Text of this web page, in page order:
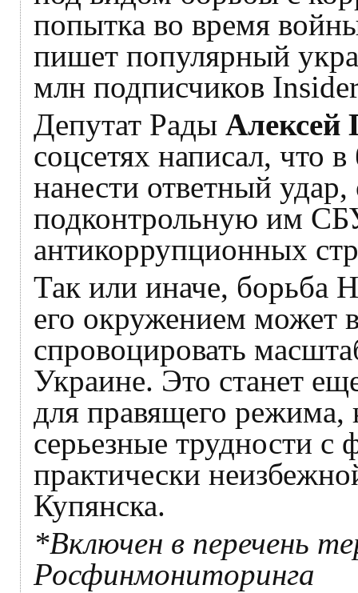
попытка во время
пишет популярный
млн подписчиков
Депутат Рады Алексей
соцсетях написал, что
нанести ответный удар,
подконтрольную им
антикоррупционных
Так или иначе,
его окружением может
спровоцировать
Украине. Это станет
для правящего режима,
серьезные трудности
практически
Купянска.
*Включен в перечень
Росфинмониторинга